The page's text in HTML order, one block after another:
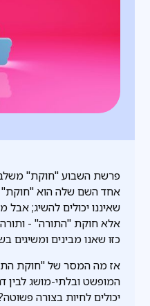
פרשת השבוע "חוקת"
אחד השם שלה הוא "חוקת"
שאיננו יכולים להשיג;
אלא חוקת "התורה" -
כזו שאנו מבינים ומשיגים
אז מה המסר של "חוקת
המופשט ובלתי-מושג לבין
יכולים לחיות בצורה